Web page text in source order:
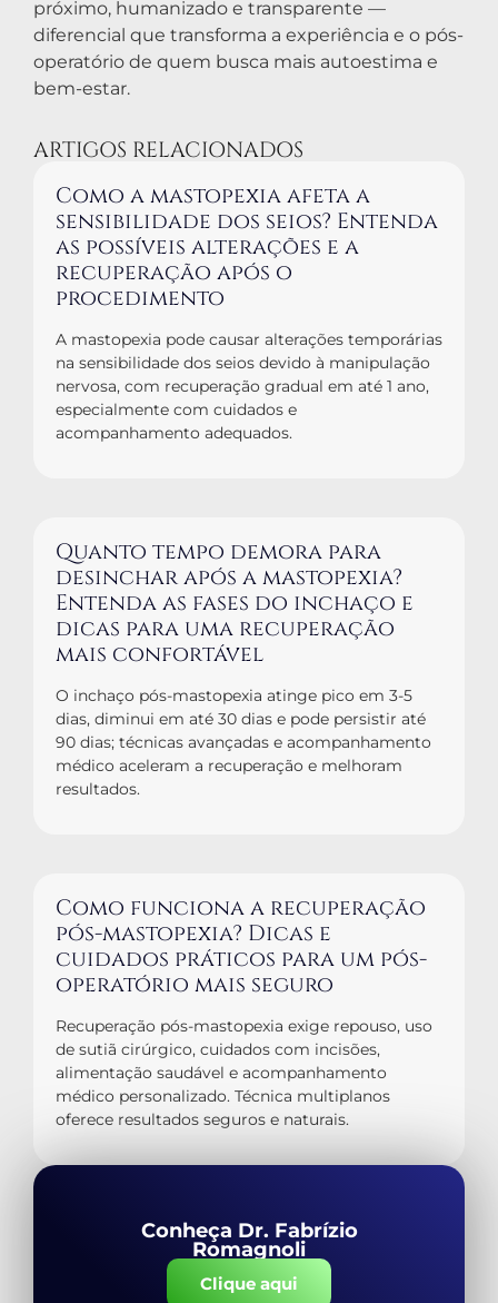
próximo, humanizado e transparente —
diferencial que transforma a experiência e o pós-
operatório de quem busca mais autoestima e
bem-estar.
ARTIGOS RELACIONADOS
Como a mastopexia afeta a
sensibilidade dos seios? Entenda
as possíveis alterações e a
recuperação após o
procedimento
A mastopexia pode causar alterações temporárias
na sensibilidade dos seios devido à manipulação
nervosa, com recuperação gradual em até 1 ano,
especialmente com cuidados e
acompanhamento adequados.
Quanto tempo demora para
desinchar após a mastopexia?
Entenda as fases do inchaço e
dicas para uma recuperação
mais confortável
O inchaço pós-mastopexia atinge pico em 3-5
dias, diminui em até 30 dias e pode persistir até
90 dias; técnicas avançadas e acompanhamento
médico aceleram a recuperação e melhoram
resultados.
Como funciona a recuperação
pós-mastopexia? Dicas e
cuidados práticos para um pós-
operatório mais seguro
Recuperação pós-mastopexia exige repouso, uso
de sutiã cirúrgico, cuidados com incisões,
alimentação saudável e acompanhamento
médico personalizado. Técnica multiplanos
oferece resultados seguros e naturais.
Conheça Dr. Fabrízio
Romagnoli
Clique aqui